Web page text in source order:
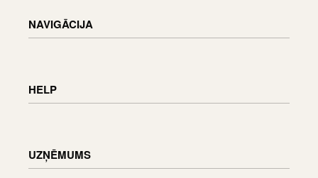
NAVIGĀCIJA
Cart
HELP
Preču atgriešana un apmaiņa
Pasūtījuma statuss
UZŅĒMUMS